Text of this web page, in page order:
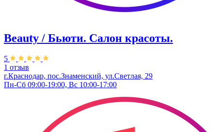
Beauty / Бьюти. Салон красоты.
5
1 отзыв
г.Краснодар, пос.Знаменский, ул.Светлая, 29
Пн-Сб 09:00-19:00, Вс 10:00-17:00